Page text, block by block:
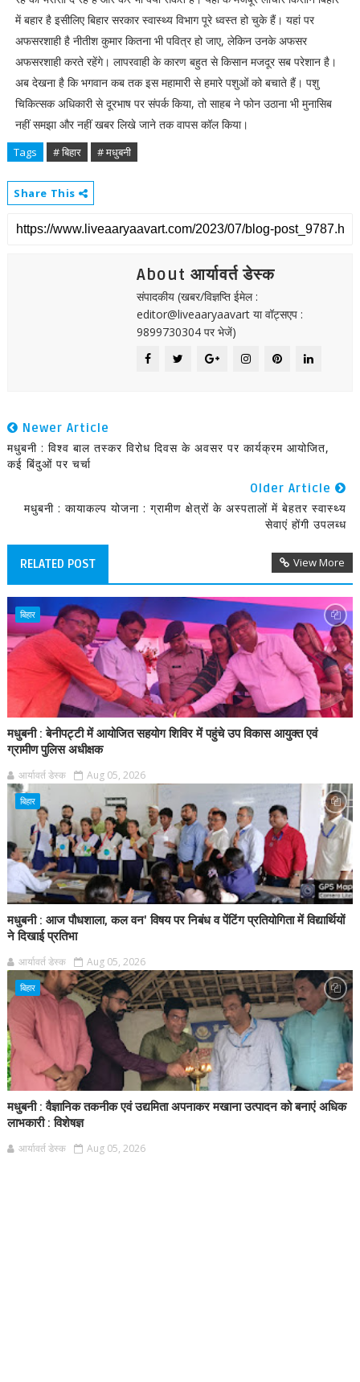
में बहार है इसीलिए बिहार सरकार स्वास्थ्य विभाग पूरे ध्वस्त हो चुके हैं। यहां पर
अफसरशाही है नीतीश कुमार कितना भी पवित्र हो जाए, लेकिन उनके अफसर
अफसरशाही करते रहेंगे। लापरवाही के कारण बहुत से किसान मजदूर सब परेशान है।
अब देखना है कि भगवान कब तक इस महामारी से हमारे पशुओं को बचाते हैं। पशु
चिकित्सक अधिकारी से दूरभाष पर संपर्क किया, तो साहब ने फोन उठाना भी मुनासिब
नहीं समझा और नहीं खबर लिखे जाने तक वापस कॉल किया।
Tags # बिहार # मधुबनी
Share This
About आर्यावर्त डेस्क
संपादकीय (खबर/विज्ञप्ति ईमेल :
editor@liveaaryaavart या वॉट्सएप :
9899730304 पर भेजें)
Newer Article
मधुबनी : विश्व बाल तस्कर विरोध दिवस के अवसर पर कार्यक्रम आयोजित,
कई बिंदुओं पर चर्चा
Older Article
मधुबनी : कायाकल्प योजना : ग्रामीण क्षेत्रों के अस्पतालों में बेहतर स्वास्थ्य
सेवाएं होंगी उपलब्ध
RELATED POST View More
बिहार
मधुबनी : बेनीपट्टी में आयोजित सहयोग शिविर में पहुंचे उप विकास आयुक्त एवं
ग्रामीण पुलिस अधीक्षक
आर्यावर्त डेस्क Aug 05, 2026
बिहार
मधुबनी : आज पौधशाला, कल वन' विषय पर निबंध व पेंटिंग प्रतियोगिता में विद्यार्थियों
ने दिखाई प्रतिभा
आर्यावर्त डेस्क Aug 05, 2026
बिहार
मधुबनी : वैज्ञानिक तकनीक एवं उद्यमिता अपनाकर मखाना उत्पादन को बनाएं अधिक
लाभकारी : विशेषज्ञ
आर्यावर्त डेस्क Aug 05, 2026